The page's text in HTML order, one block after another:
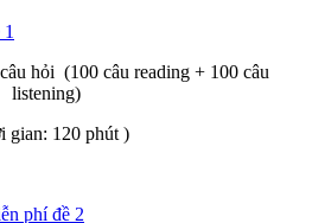
hỏi (100 câu reading + 100 câu
listening)
gian: 120 phút )